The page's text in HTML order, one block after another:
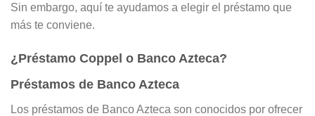
Sin embargo, aquí te ayudamos a elegir el préstamo que
más te conviene.
¿Préstamo Coppel o Banco Azteca?
Préstamos de Banco Azteca
Los préstamos de Banco Azteca son conocidos por ofrecer